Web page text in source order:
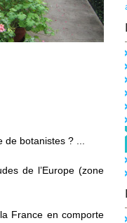
botanistes ? ...
de l’Europe (zone
France en comporte